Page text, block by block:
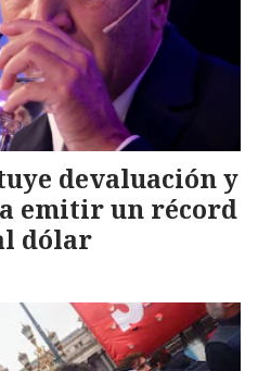
devaluación y
emitir un récord
dólar